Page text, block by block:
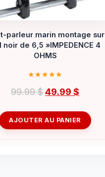
parleur marin montage sur
noir de 6,5 »IMPEDENCE 4
OHMS
99.99$Le
initial
49.99 $
actuel
AJOUTER AU PANIER